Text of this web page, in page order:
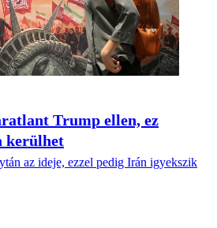
Trump ellen, ez
kerülhet
az ideje, ezzel pedig Irán igyekszik